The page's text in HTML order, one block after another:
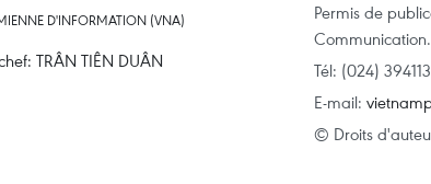
D'INFORMATION (VNA)
TRÂN TIÊN DUÂN
Permis de
Communication.
Tél: (024)
E-mail:
© Droits